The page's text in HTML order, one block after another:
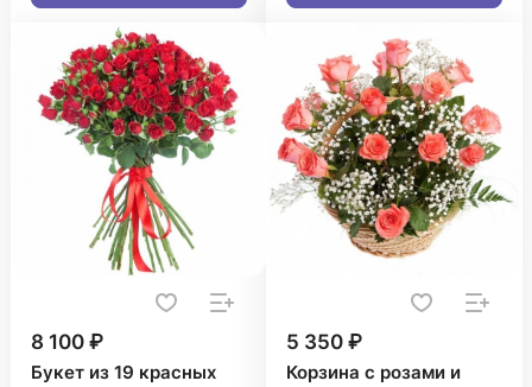
8 100 ₽
Букет из 19 красных
5 350 ₽
Корзина с розами и